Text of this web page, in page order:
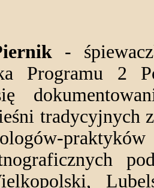
-
Programu 2
tradycyjnych